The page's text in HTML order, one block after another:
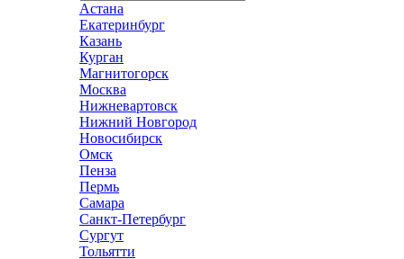
Астана
Екатеринбург
Казань
Курган
Магнитогорск
Москва
Нижневартовск
Нижний Новгород
Новосибирск
Омск
Пенза
Пермь
Самара
Санкт-Петербург
Сургут
Тольятти